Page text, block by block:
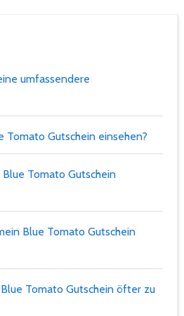
umfassendere
Tomato Gutschein einsehen?
Tomato Gutschein
Blue Tomato Gutschein
Tomato Gutschein öfter zu